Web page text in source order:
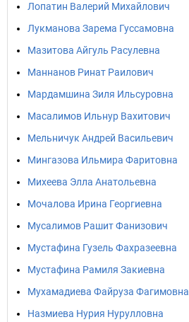
Лопатин Валерий Михайлович
Лукманова Зарема Гуссамовна
Мазитова Айгуль Расулевна
Маннанов Ринат Раилович
Мардамшина Зиля Ильсуровна
Масалимов Ильнур Вахитович
Мельничук Андрей Васильевич
Мингазова Ильмира Фаритовна
Михеева Элла Анатольевна
Мочалова Ирина Георгиевна
Мусалимов Рашит Фанизович
Мустафина Гузель Фахразеевна
Мустафина Рамиля Закиевна
Мухамадиева Файруза Фагимовна
Назмиева Нурия Нурулловна